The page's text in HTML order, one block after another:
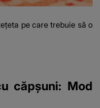
pe care trebuie să o
căpşuni: Mod